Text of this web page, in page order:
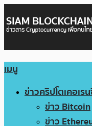
เมนู
ข่าวคริปโตเคอเร
ข่าว Bitcoin
ข่าว